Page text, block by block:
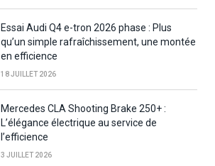
Essai Audi Q4 e-tron 2026 phase : Plus
qu’un simple rafraîchissement, une montée
en efficience
18 JUILLET 2026
Mercedes CLA Shooting Brake 250+ :
L’élégance électrique au service de
l’efficience
3 JUILLET 2026